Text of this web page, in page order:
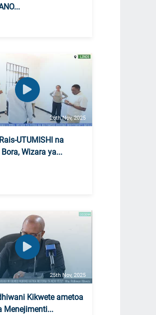
26th Nov, 2025
UTUMISHI na
Wizara ya...
25th Nov, 2025
Kikwete ametoa
Menejimenti...